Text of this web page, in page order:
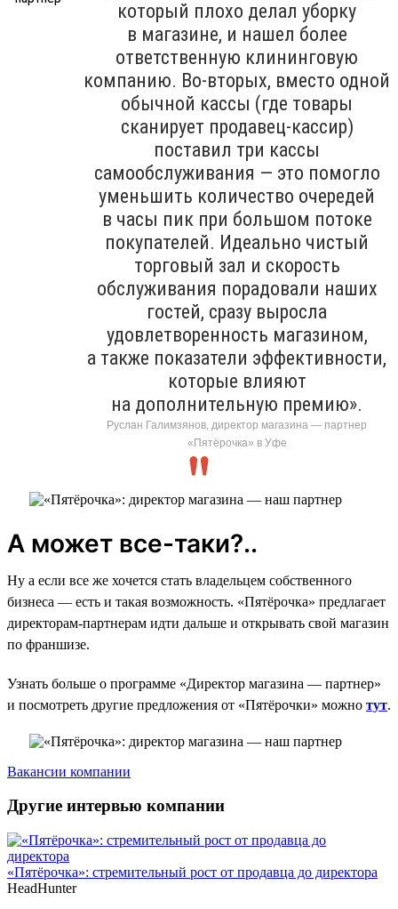
который плохо делал уборку
в магазине, и нашел более
ответственную клининговую
компанию. Во-вторых, вместо одной
обычной кассы (где товары
сканирует продавец-кассир)
поставил три кассы
самообслуживания — это помогло
уменьшить количество очередей
в часы пик при большом потоке
покупателей. Идеально чистый
торговый зал и скорость
обслуживания порадовали наших
гостей, сразу выросла
удовлетворенность магазином,
а также показатели эффективности,
которые влияют
на дополнительную премию».
Руслан Галимзянов, директор магазина — партнер
«Пятёрочка» в Уфе
А может все-таки?..
Ну а если все же хочется стать владельцем собственного
бизнеса — есть и такая возможность. «Пятёрочка» предлагает
директорам-партнерам идти дальше и открывать свой магазин
по франшизе.
Узнать больше о программе «Директор магазина — партнер»
и посмотреть другие предложения от «Пятёрочки» можно тут.
Вакансии компании
Другие интервью компании
«Пятёрочка»: стремительный рост от продавца до директора
HeadHunter